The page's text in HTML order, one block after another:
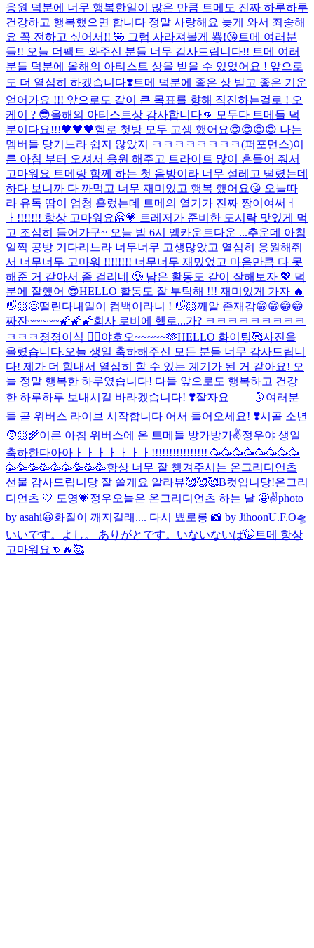
응원 덕분에 너무 행복한일이 많은 만큼 트메도 진짜 하루하루
건강하고 행복했으면 합니다 정말 사랑해요 늦게 와서 죄송해
요 꼭 전하고 싶어서!! 🤣 그럼 사라져볼게 뿅!😘 트메 여러분
들!! 오늘 더팩트 와주신 분들 너무 감사드립니다!! 트메 여러
분들 덕분에 올해의 아티스트 상을 받을 수 있었어요 ! 앞으로
도 더 열심히 하겠습니다❣️트메 덕분에 좋은 상 받고 좋은 기운
얻어가요 !!! 앞으로도 같이 큰 목표를 향해 직진하는걸로 ! 오
케이 ? 😎올해의 아티스트상 감사합니다👊 모두다 트메들 덕
분이다요!!!🖤🖤🖤헬로 첫방 모두 고생 했어요😍😍😍😍 나는
멤버들 당기느라 쉽지 않았지 ㅋㅋㅋㅋㅋㅋㅋㅋ(퍼포먼스)이
른 아침 부터 오셔서 응원 해주고 트라이트 많이 흔들어 줘서
고마워요 트메랑 함께 하는 첫 음방이라 너무 설레고 떨렸는데
하다 보니까 다 까먹고 너무 재미있고 행복 했어요😘 오늘따
라 유독 땀이 엄청 흘렀는데 트메의 열기가 진짜 짱이여써ㅓ
ㅏ!!!!!!! 항상 고마워요🤗💗 트레저가 준비한 도시락 맛있게 먹
고 조심히 들어가구~ 오늘 밤 6시 엠카운트다운 ...추운데 아침
일찍 공방 기다리느라 너무너무 고생많았고 열심히 응원해줘
서 너무너무 고마워 !!!!!!!! 너무너무 재밌었고 마음만큼 다 못
해준 거 같아서 좀 걸리네 🥲 남은 활동도 같이 잘해보자 💖 덕
분에 잘했어 😎HELLO 활동도 잘 부탁해 !!! 재미있게 가자 🔥
👋🏻😊떨린다내일이 컴백이라니 ! 👋🏻깨알 존재감😁😁😁😁
짜잔~~~~~🌠🌠🌠회사 로비에 헬로...가? ㅋㅋㅋㅋㅋㅋㅋㅋㅋ
ㅋㅋㅋ 졍졍이식 ✌🏻야호오~~~~~🫶HELLO 화이팅🥰사진을
올렸습니다.오늘 생일 축하해주신 모든 분들 너무 감사드립니
다! 제가 더 힘내서 열심히 할 수 있는 계기가 된 거 같아요! 오
늘 정말 행복한 하루였습니다! 다들 앞으로도 행복하고 건강
한 하루하루 보내시길 바라겠습니다! ❣️잘자요____ 🌛 여러분
들 곧 위버스 라이브 시작합니다 어서 들어오세요! ❣️시골 소년
🧑🏻‍🌾이른 아침 위버스에 온 트메들 방가방가✌️정우야 생일
축하한다아아ㅏㅏㅏㅏㅏㅏㅏ!!!!!!!!!!!!!!!! 🥳🥳🥳🥳🥳🥳🥳🥳
🥳🥳🥳🥳🥳🥳🥳🥳🥳항상 너무 잘 챙겨주시는 온그리디언츠
선물 감사드립니당 잘 쓸게요 알라뷰🥰🥰🥰B컷입니당!온그리
디언츠 🤍 도영💗정우오늘은 온그리디언츠 하는 날 🤩✌️photo
by asahi😀화질이 깨지길래.... 다시 뾰로롱 📸 by JihoonU.F.O🛸
いいです。
よし。 ありがとです。 いないないば🤭 트메 항상
고마워요👊🔥🥰